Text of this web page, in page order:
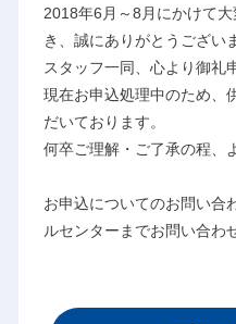
2018年6月～8月にかけて
き、誠にありがとうござい
スタッフ一同、心より御礼
現在お申込処理中のため、
だいております。
何卒ご理解・ご了承の程、
お申込についてのお問い合
ルセンターまでお問い合わ